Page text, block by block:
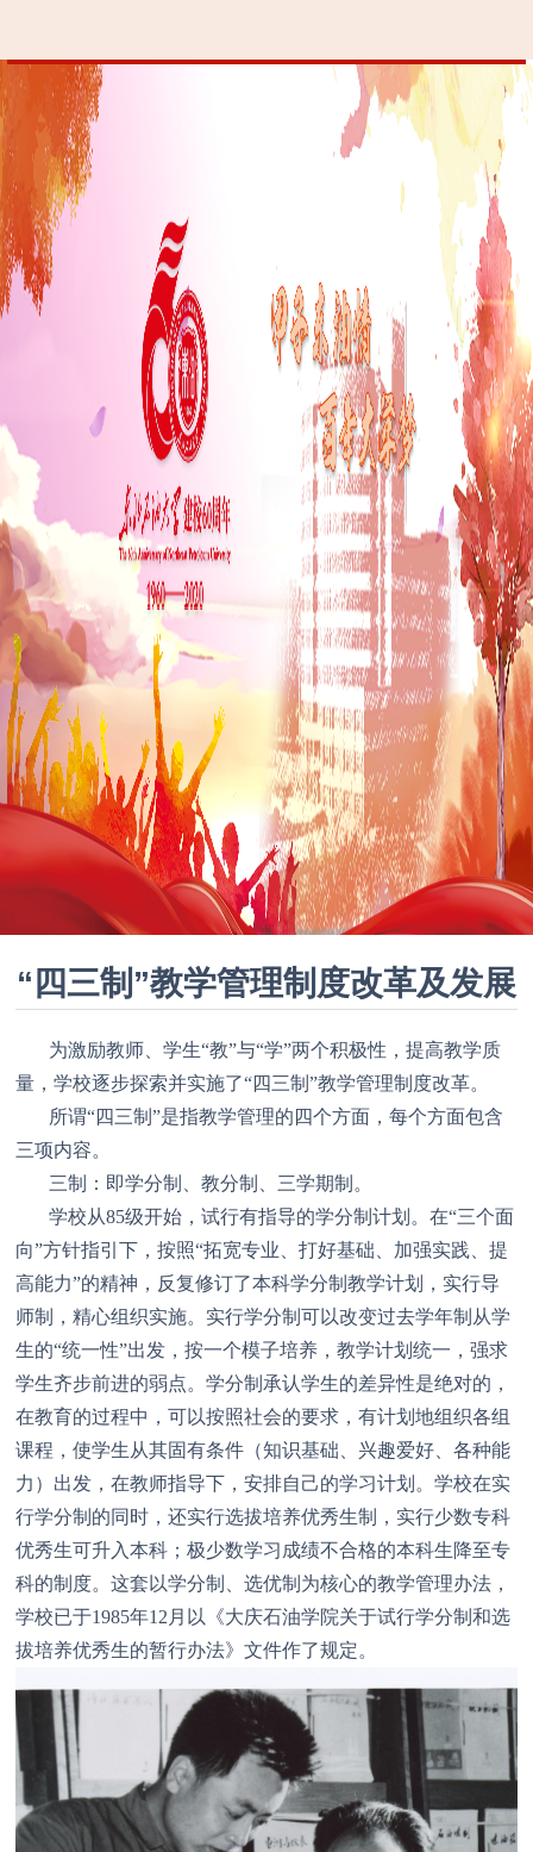
“四三制”教学管理制度改革及发展
为激励教师、学生“教”与“学”两个积极性，提高教学质
量，学校逐步探索并实施了“四三制”教学管理制度改革。
所谓“四三制”是指教学管理的四个方面，每个方面包含
三项内容。
三制：即学分制、教分制、三学期制。
学校从85级开始，试行有指导的学分制计划。在“三个面
向”方针指引下，按照“拓宽专业、打好基础、加强实践、提
高能力”的精神，反复修订了本科学分制教学计划，实行导
师制，精心组织实施。实行学分制可以改变过去学年制从学
生的“统一性”出发，按一个模子培养，教学计划统一，强求
学生齐步前进的弱点。学分制承认学生的差异性是绝对的，
在教育的过程中，可以按照社会的要求，有计划地组织各组
课程，使学生从其固有条件（知识基础、兴趣爱好、各种能
力）出发，在教师指导下，安排自己的学习计划。学校在实
行学分制的同时，还实行选拔培养优秀生制，实行少数专科
优秀生可升入本科；极少数学习成绩不合格的本科生降至专
科的制度。这套以学分制、选优制为核心的教学管理办法，
学校已于1985年12月以《大庆石油学院关于试行学分制和选
拔培养优秀生的暂行办法》文件作了规定。